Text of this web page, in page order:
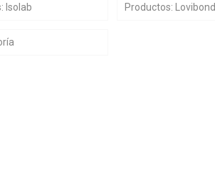
Isolab Productos: Lovibond